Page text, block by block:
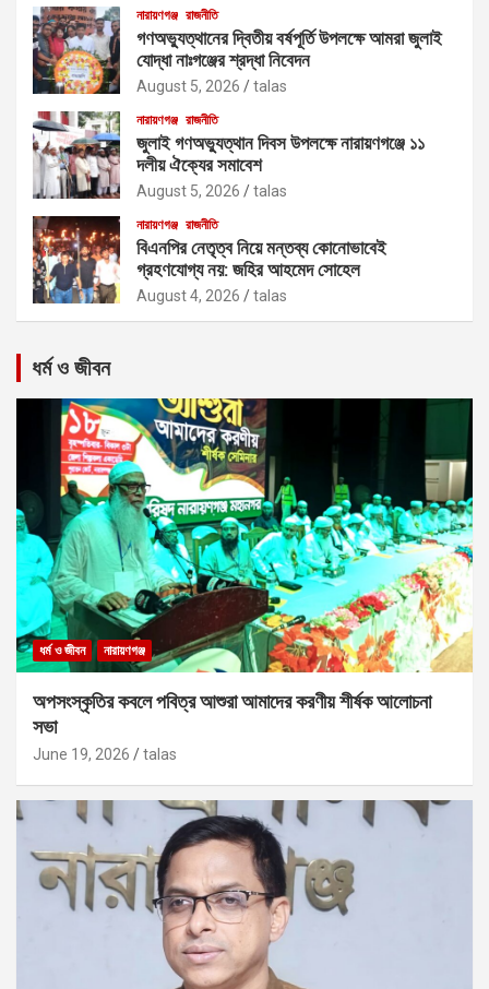
নারায়ণগঞ্জ রাজনীতি
গণঅভ্যুত্থানের দ্বিতীয় বর্ষপূর্তি উপলক্ষে আমরা জুলাই
যোদ্ধা নাঃগঞ্জের শ্রদ্ধা নিবেদন
August 5, 2026 talas
নারায়ণগঞ্জ রাজনীতি
জুলাই গণঅভ্যুত্থান দিবস উপলক্ষে নারায়ণগঞ্জে ১১
দলীয় ঐক্যের সমাবেশ
August 5, 2026 talas
নারায়ণগঞ্জ রাজনীতি
বিএনপির নেতৃত্ব নিয়ে মন্তব্য কোনোভাবেই
গ্রহণযোগ্য নয়: জহির আহমেদ সোহেল
August 4, 2026 talas
ধর্ম ও জীবন
ধর্ম ও জীবন নারায়ণগঞ্জ
অপসংস্কৃতির কবলে পবিত্র আশুরা আমাদের করণীয় শীর্ষক আলোচনা
সভা
June 19, 2026 talas